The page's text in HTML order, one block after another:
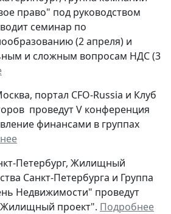
право" под руководством
семинар по
(2 апреля) и
и сложным вопросам НДС (3
портал CFO-Russia и Клуб
проведут V конференция
финансами в группах
Петербург, Жилищный
Санкт-Петербурга и Группа
Недвижимости" проведут
проект". Подробнее